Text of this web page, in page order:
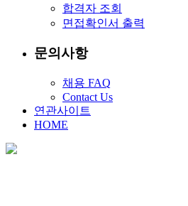
합격자 조회
면접확인서 출력
문의사항
채용 FAQ
Contact Us
연관사이트
HOME